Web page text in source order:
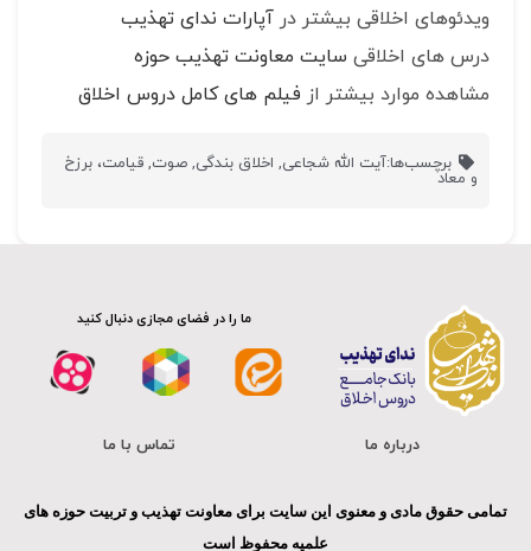
ویدئوهای اخلاقی بیشتر در آپارات ندای تهذیب
درس های اخلاقی سایت معاونت تهذیب حوزه
مشاهده موارد بیشتر از فیلم های کامل دروس اخلاق
برچسب‌ها:آیت الله شجاعی, اخلاق بندگی,صوت,قیامت، برزخ
و معاد
ما را در فضای مجازی دنبال کنید
درباره ما تماس با ما
تمامی حقوق مادی و معنوی این سایت برای معاونت تهذیب و تربیت حوزه های
علمیه محفوظ است